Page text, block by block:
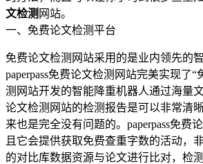
文检测 网站。
一、免费论文检测平台
免费论文检测网站采用的是业内领先的
paperpass免费论文检测网站完美实现了
测网站开发的智能降重机器人通过海量
论文检测网站的检测报告是可以非常清
来也是完全没有问题的。paperpass免
且它会提供获取免费查重字数的活动，
的对比库数据资源与论文进行比对，检